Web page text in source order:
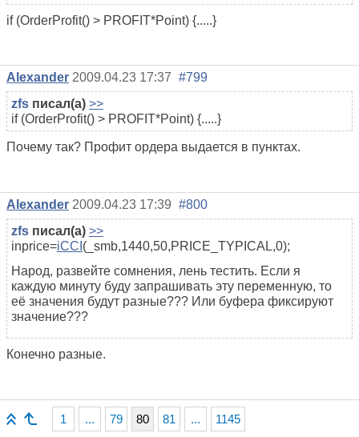
if (OrderProfit() > PROFIT*Point) {.....}
Alexander 2009.04.23 17:37 #799
zfs писал(а) >>
if (OrderProfit() > PROFIT*Point) {.....}
Почему так? Профит ордера выдается в пунктах.
Alexander 2009.04.23 17:39 #800
zfs писал(а) >>
inprice=iCCI (_smb,1440,50,PRICE_TYPICAL,0);
Народ, развейте сомнения, лень тестить. Если я
каждую минуту буду запрашивать эту переменную, то
её значения будут разные??? Или буфера фиксируют
значение???
Конечно разные.
1 ... 79 80 81 ... 1145